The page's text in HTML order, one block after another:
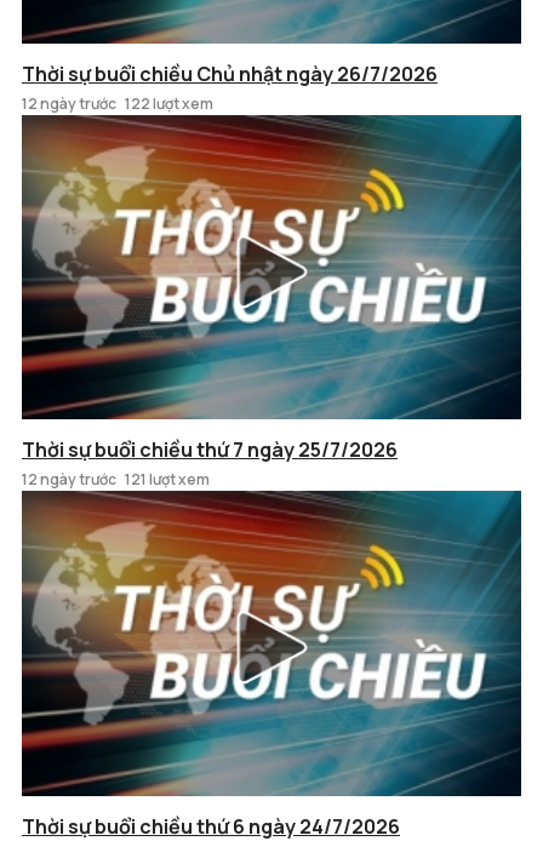
Thời sự buổi chiều Chủ nhật ngày 26/7/2026
12 ngày trước 122 lượt xem
Thời sự buổi chiều thứ 7 ngày 25/7/2026
12 ngày trước 121 lượt xem
Thời sự buổi chiều thứ 6 ngày 24/7/2026